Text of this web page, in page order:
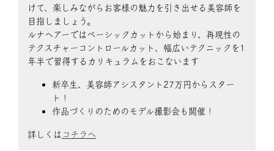
けて、楽しみながらお客様の魅力を引き出せる美容師を
目指しましょう。
ルナヘアーではベーシックカットから始まり、再現性の
テクスチャーコントロールカット、幅広いテクニックを1
年半で習得するカリキュラムをおこないます
新卒生、美容師アシスタント27万円からスター
ト！
作品づくりのためのモデル撮影会も開催！
詳しくは コチラへ